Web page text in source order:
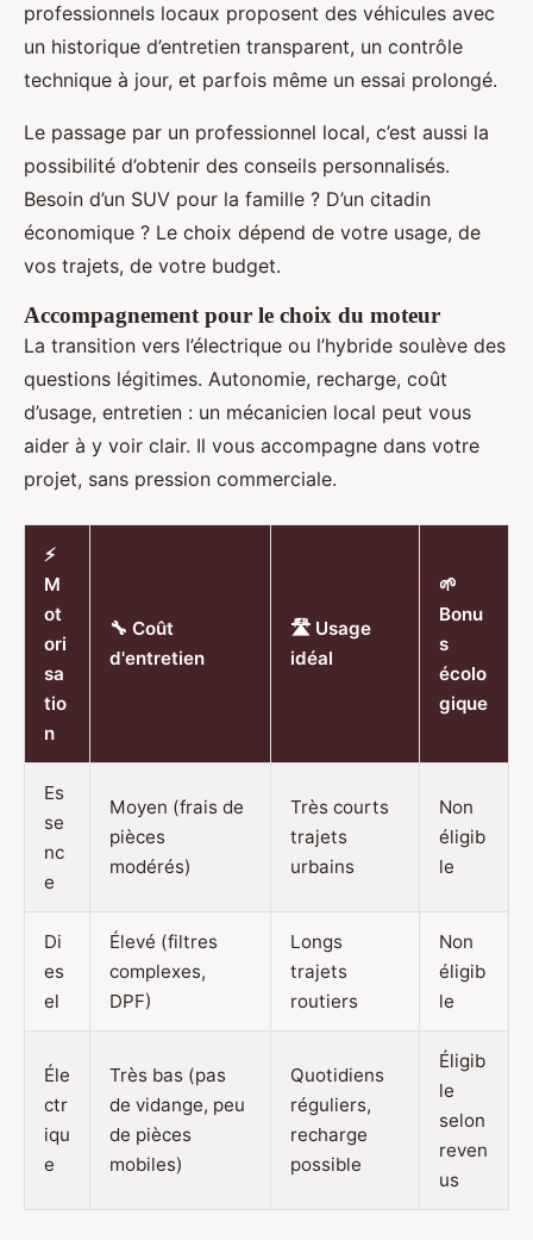
professionnels locaux proposent des véhicules avec
un historique d’entretien transparent, un contrôle
technique à jour, et parfois même un essai prolongé.
Le passage par un professionnel local, c’est aussi la
possibilité d’obtenir des conseils personnalisés.
Besoin d’un SUV pour la famille ? D’un citadin
économique ? Le choix dépend de votre usage, de
vos trajets, de votre budget.
Accompagnement pour le choix du moteur
La transition vers l’électrique ou l’hybride soulève des
questions légitimes. Autonomie, recharge, coût
d’usage, entretien : un mécanicien local peut vous
aider à y voir clair. Il vous accompagne dans votre
projet, sans pression commerciale.
⚡
M
ot
ori
sa
tio
n
🔧 Coût
d'entretien
🛣️ Usage
idéal
🌱
Bonu
s
écolo
gique
Es
se
nc
e
Moyen (frais de
pièces
modérés)
Très courts
trajets
urbains
Non
éligib
le
Di
es
el
Élevé (filtres
complexes,
DPF)
Longs
trajets
routiers
Non
éligib
le
Éle
ctr
iqu
e
Très bas (pas
de vidange, peu
de pièces
mobiles)
Quotidiens
réguliers,
recharge
possible
Éligib
le
selon
reven
us